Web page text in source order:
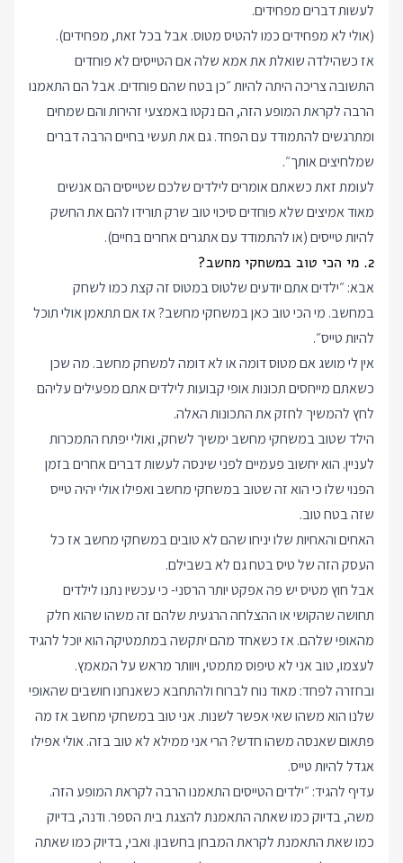
לעשות דברים מפחידים.
(אולי לא מפחידים כמו להטיס מטוס. אבל בכל זאת, מפחידים).
אז כשהילדה שואלת את אמא שלה אם הטייסים לא פוחדים
התשובה צריכה היתה להיות ״כן בטח שהם פוחדים. אבל הם התאמנו
הרבה לקראת המופע הזה, הם נקטו באמצעי זהירות והם שמחים
ומתרגשים להתמודד עם הפחד. גם את תעשי בחיים הרבה דברים
שמלחיצים אותך״.
לעומת זאת כשאתם אומרים לילדים שלכם שטייסים הם אנשים
מאוד אמיצים שלא פוחדים סיכוי טוב שרק תורידו להם את החשק
להיות טייסים (או להתמודד עם אתגרים אחרים בחיים).
2. מי הכי טוב במשחקי מחשב?
אבא: ״ילדים אתם יודעים שלטוס במטוס זה קצת כמו לשחק
במחשב. מי הכי טוב כאן במשחקי מחשב? אז אם תתאמן אולי תוכל
להיות טייס״.
אין לי מושג אם מטוס דומה או לא דומה למשחק מחשב. מה שכן
כשאתם מייחסים תכונות אופי קבועות לילדים אתם מפעילים עליהם
לחץ להמשיך לחזק את התכונות האלה.
הילד שטוב במשחקי מחשב ימשיך לשחק, ואולי יפתח התמכרות
לעניין. הוא יחשוב פעמיים לפני שינסה לעשות דברים אחרים בזמן
הפנוי שלו כי הוא זה שטוב במשחקי מחשב ואפילו אולי יהיה טייס
שזה בטח טוב.
האחים והאחיות שלו יניחו שהם לא טובים במשחקי מחשב אז כל
העסק הזה של טיס בטח גם לא בשבילם.
אבל חוץ מטיס יש פה אפקט יותר הרסני- כי עכשיו נתנו לילדים
תחושה שהקושי או ההצלחה הרגעית שלהם זה משהו שהוא חלק
מהאופי שלהם. אז כשאחד מהם יתקשה במתמטיקה הוא יוכל להגיד
לעצמו, טוב אני לא טיפוס מתמטי, ויוותר מראש על המאמץ.
ובחזרה לפחד: מאוד נוח לברוח ולהתחבא כשאנחנו חושבים שהאופי
שלנו הוא משהו שאי אפשר לשנות. אני טוב במשחקי מחשב אז מה
פתאום שאנסה משהו חדש? הרי אני ממילא לא טוב בזה. אולי אפילו
אגדל להיות טייס.
עדיף להגיד: ״ילדים הטייסים התאמנו הרבה לקראת המופע הזה.
משה, בדיוק כמו שאתה התאמנת להצגת בית הספר. ודנה, בדיוק
כמו שאת התאמנת לקראת המבחן בחשבון. ואבי, בדיוק כמו שאתה